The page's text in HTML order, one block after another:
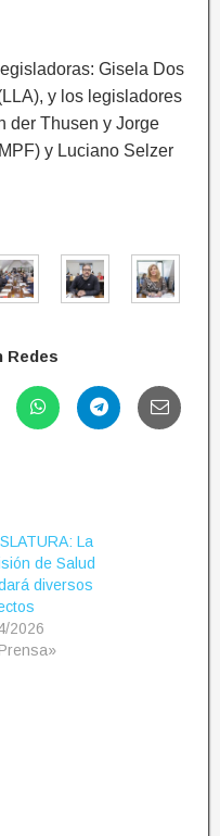
Gisela Dos
y los legisladores
der Thusen y Jorge
y Luciano Selzer
Redes
La
de Salud
diversos
2026